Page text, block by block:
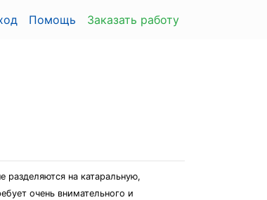
Помощь Заказать работу
на катаральную,
очень внимательного и